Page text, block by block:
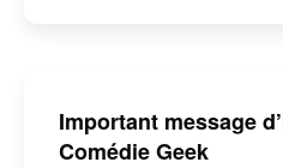
Important message
Comédie Geek